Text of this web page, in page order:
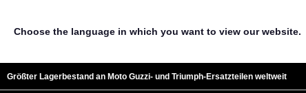
Choose the language in which you want to view our website.
Größter Lagerbestand an Moto Guzzi- und Triumph-Ersatzteilen weltweit